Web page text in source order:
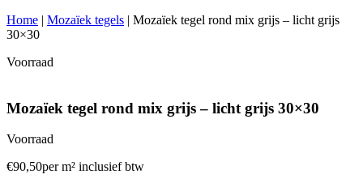
Home | Mozaïek tegels | Mozaïek tegel rond mix grijs – licht grijs
30×30
Voorraad
Mozaïek tegel rond mix grijs – licht grijs 30×30
Voorraad
€90,50per m² inclusief btw